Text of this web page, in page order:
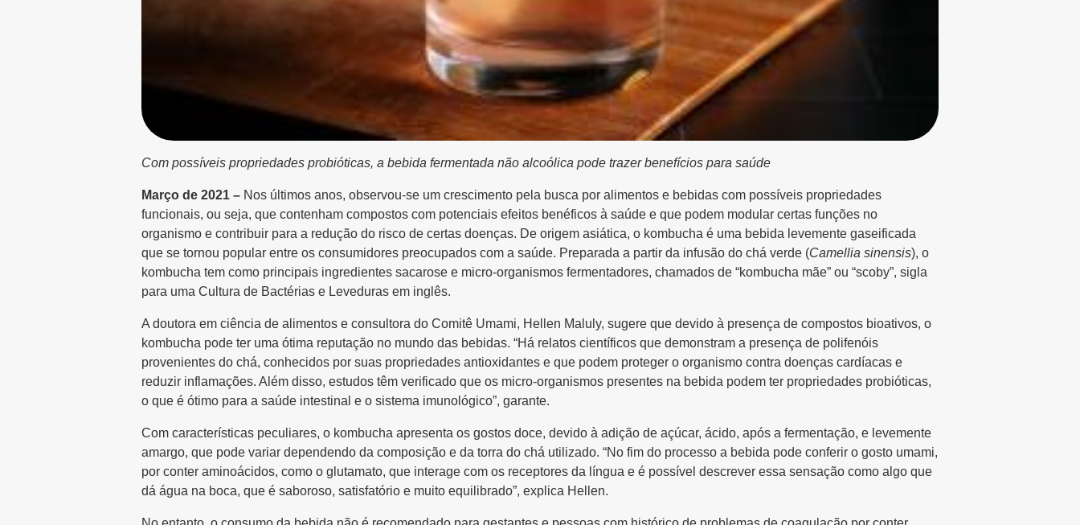
Com possíveis propriedades probióticas, a bebida fermentada não alcoólica pode trazer benefícios para saúde
Março de 2021 – Nos últimos anos, observou-se um crescimento pela busca por alimentos e bebidas com possíveis propriedades
funcionais, ou seja, que contenham compostos com potenciais efeitos benéficos à saúde e que podem modular certas funções no
organismo e contribuir para a redução do risco de certas doenças. De origem asiática, o kombucha é uma bebida levemente gaseificada
que se tornou popular entre os consumidores preocupados com a saúde. Preparada a partir da infusão do chá verde (Camellia sinensis), o
kombucha tem como principais ingredientes sacarose e micro-organismos fermentadores, chamados de “kombucha mãe” ou “scoby”, sigla
para uma Cultura de Bactérias e Leveduras em inglês.
A doutora em ciência de alimentos e consultora do Comitê Umami, Hellen Maluly, sugere que devido à presença de compostos bioativos, o
kombucha pode ter uma ótima reputação no mundo das bebidas. “Há relatos científicos que demonstram a presença de polifenóis
provenientes do chá, conhecidos por suas propriedades antioxidantes e que podem proteger o organismo contra doenças cardíacas e
reduzir inflamações. Além disso, estudos têm verificado que os micro-organismos presentes na bebida podem ter propriedades probióticas,
o que é ótimo para a saúde intestinal e o sistema imunológico”, garante.
Com características peculiares, o kombucha apresenta os gostos doce, devido à adição de açúcar, ácido, após a fermentação, e levemente
amargo, que pode variar dependendo da composição e da torra do chá utilizado. “No fim do processo a bebida pode conferir o gosto umami,
por conter aminoácidos, como o glutamato, que interage com os receptores da língua e é possível descrever essa sensação como algo que
dá água na boca, que é saboroso, satisfatório e muito equilibrado”, explica Hellen.